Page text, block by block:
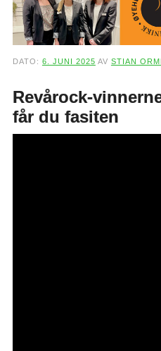
DATO: 6. JUNI 2025 AV STIAN
Revårock-
får du fasiten